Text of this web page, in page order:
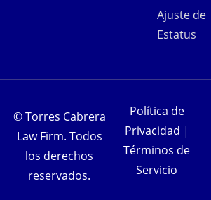
Ajuste de
Estatus
©Torres Cabrera
Law Firm. Todos
los derechos
reservados.
Política de
Privacidad |
Términos de
Servicio